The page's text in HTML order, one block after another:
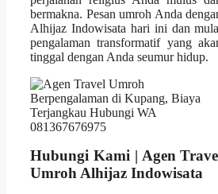
bermakna. Pesan umroh Anda
Alhijaz Indowisata hari ini dan
pengalaman transformatif yang
tinggal dengan Anda seumur hidup.
Hubungi Kami | Agen
Umroh Alhijaz Indowisata